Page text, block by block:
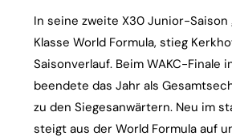
In seine zweite X30 Junior-
Klasse World Formula, stieg
Saisonverlauf. Beim WAKC-
beendete das Jahr als
zu den Siegesanwärtern. Neu im
steigt aus der World Formula auf